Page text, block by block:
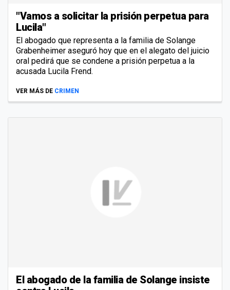
"Vamos a solicitar la prisión perpetua para
Lucila"
El abogado que representa a la familia de Solange
Grabenheimer aseguró hoy que en el alegato del juicio
oral pedirá que se condene a prisión perpetua a la
acusada Lucila Frend.
VER MÁS DE CRIMEN
El abogado de la familia de Solange insiste